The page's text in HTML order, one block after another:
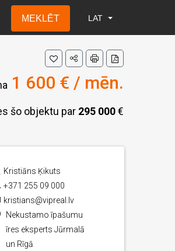
MEKLĒT
LAT
LAT
ENG
1 600 € / mēn.
šo objektu par 295 000€
Kristiāns Ķikuts
+371 255 09 000
kristians@vipreal.lv
Nekustamo īpašumu
īres eksperts Jūrmalā
un Rīgā